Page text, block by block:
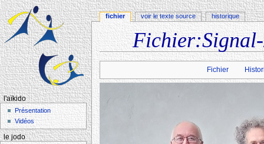
Aller à :navigation , rechercher
Fichier
fichier voir le texte source historique
l'aïkido
Présentation
Vidéos
le jodo